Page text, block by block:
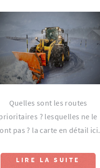
Quelles sont les routes
? lesquelles ne le
pas ? la carte en détail ici.
LIRE LA SUITE